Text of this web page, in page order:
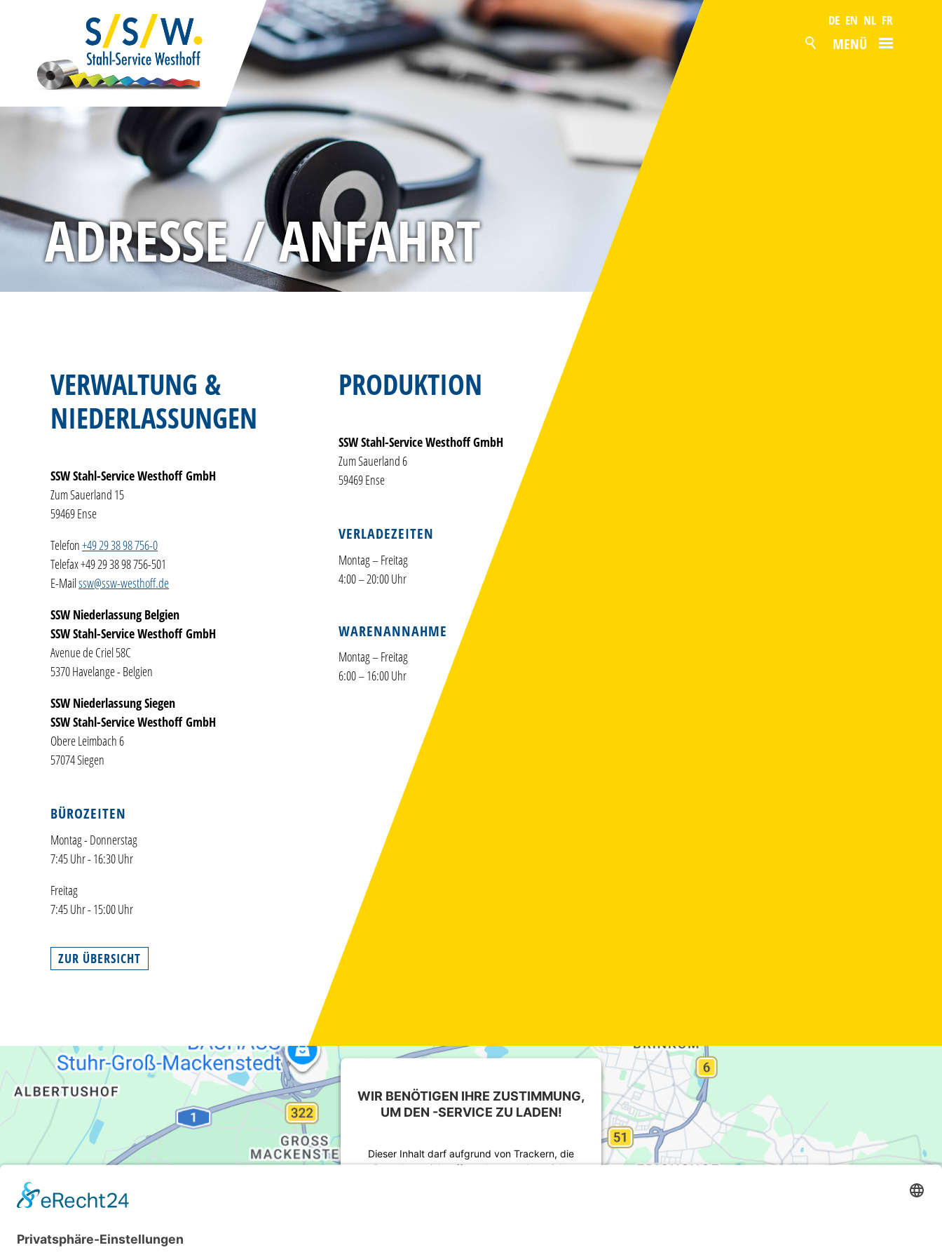
DE EN NL FR
MENÜ
ADRESSE / ANFAHRT
VERWALTUNG &
NIEDERLASSUNGEN
SSW Stahl-Service Westhoff GmbH
Zum Sauerland 15
59469 Ense
Telefon+49 29 38 98 756-0
Telefax +49 29 38 98 756-501
E-Mailssw ssw-w sth ffd
SSW Niederlassung Belgien
SSW Stahl-Service Westhoff GmbH
Avenue de Criel 58C
5370 Havelange - Belgien
SSW Niederlassung Siegen
SSW Stahl-Service Westhoff GmbH
Obere Leimbach 6
57074 Siegen
BÜROZEITEN
Montag - Donnerstag
7:45 Uhr - 16:30 Uhr
Freitag
7:45 Uhr - 15:00 Uhr
PRODUKTION
SSW Stahl-Service Westhoff GmbH
Zum Sauerland 6
59469 Ense
VERLADEZEITEN
Montag – Freitag
4:00 – 20:00 Uhr
WARENANNAHME
Montag – Freitag
6:00 – 16:00 Uhr
ZUR ÜBERSICHT
WIR BENÖTIGEN IHRE ZUSTIMMUNG,
UM DEN -SERVICE ZU LADEN!
Dieser Inhalt darf aufgrund von Trackern, die
Besuchern nicht offengelegt werden, nicht